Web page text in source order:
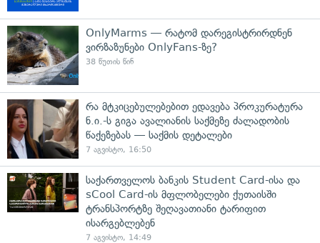
OnlyMarms — რატომ დარეგისტრირდნენ
ვირზაზუნები OnlyFans-ზე?
38 წუთის წინ
რა მტკიცებულებებით ედავება პროკურატურა
ნ.ი.-ს გიგა ავალიანის საქმეზე ძალადობის
წაქეზებას — საქმის დეტალები
7 აგვისტო, 16:50
საქართველოს ბანკის Student Card-ისა და
sCool Card-ის მფლობელები ქუთაისში
ტრანსპორტზე შეღავათიანი ტარიფით
ისარგებლებენ
7 აგვისტო, 14:49